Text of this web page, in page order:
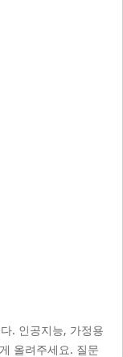
. 인공지능, 가정용
올려주세요. 질문